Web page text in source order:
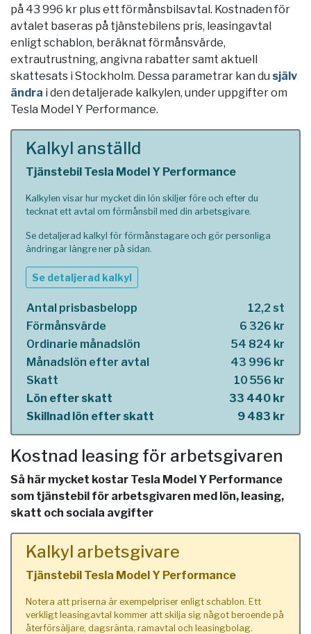
på 43 996 kr plus ett förmånsbilsavtal. Kostnaden för
avtalet baseras på tjänstebilens pris, leasingavtal
enligt schablon, beräknat förmånsvärde,
extrautrustning, angivna rabatter samt aktuell
skattesats i Stockholm. Dessa parametrar kan du själv
ändra i den detaljerade kalkylen, under uppgifter om
Tesla Model Y Performance.
Kalkyl anställd
Tjänstebil Tesla Model Y Performance
Kalkylen visar hur mycket din lön skiljer före och efter du
tecknat ett avtal om förmånsbil med din arbetsgivare.
Se detaljerad kalkyl för förmånstagare och gör personliga
ändringar längre ner på sidan.
Se detaljerad kalkyl
Antal prisbasbelopp
12,2 st
Förmånsvärde
6 326 kr
Ordinarie månadslön
54 824 kr
Månadslön efter avtal
43 996 kr
Skatt
10 556 kr
Lön efter skatt
33 440 kr
Skillnad lön efter skatt
9 483 kr
Kostnad leasing för arbetsgivaren
Så här mycket kostar Tesla Model Y Performance
som tjänstebil för arbetsgivaren med lön, leasing,
skatt och sociala avgifter
Kalkyl arbetsgivare
Tjänstebil Tesla Model Y Performance
Notera att priserna är exempelpriser enligt schablon. Ett
verkligt leasingavtal kommer att skilja sig något beroende på
återförsäljare, dagsränta, ramavtal och leasingbolag.